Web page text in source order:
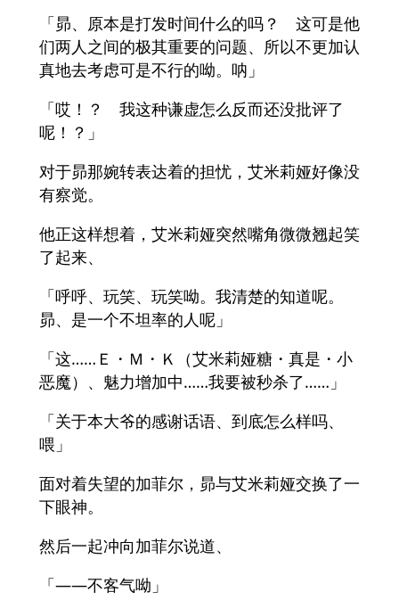
「昴、原本是打发时间什么的吗？ 这可是他
们两人之间的极其重要的问题、所以不更加认
真地去考虑可是不行的呦。呐」
「哎！？ 我这种谦虚怎么反而还没批评了
呢！？」
对于昴那婉转表达着的担忧，艾米莉娅好像没
有察觉。
他正这样想着，艾米莉娅突然嘴角微微翘起笑
了起来、
「呼呼、玩笑、玩笑呦。我清楚的知道呢。
昴、是一个不坦率的人呢」
「这……Ｅ・Ｍ・Ｋ（艾米莉娅糖・真是・小
恶魔）、魅力增加中……我要被秒杀了……」
「关于本大爷的感谢话语、到底怎么样吗、
喂」
面对着失望的加菲尔，昴与艾米莉娅交换了一
下眼神。
然后一起冲向加菲尔说道、
「――不客气呦」